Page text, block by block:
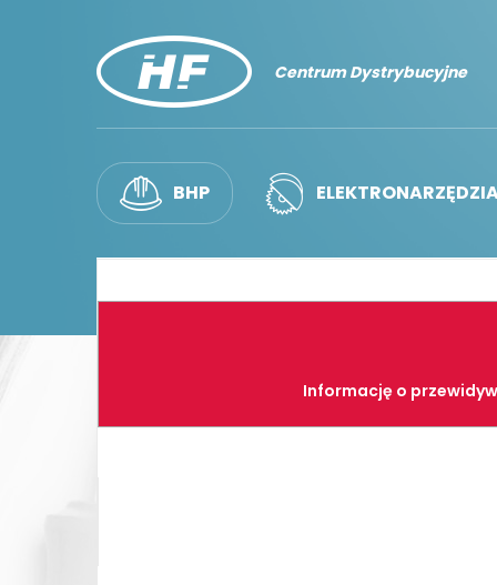
Centrum Dystrybucyjne
BHP
Informację o